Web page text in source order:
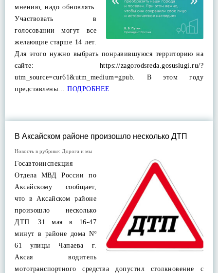
мнению, надо обновлять.
Участвовать в
голосовании могут все
желающие старше 14 лет.
Для этого нужно выбрать понравившуюся территорию на
сайте: https://zagorodsreda.gosuslugi.ru/?
utm_source=cur61&utm_medium=gpub. В этом году
представлены… ПОДРОБНЕЕ
В Аксайском районе произошло несколько ДТП
Новость в рубрике: Дорога и мы
Госавтоинспекция
Отдела МВД России по
Аксайскому сообщает,
что в Аксайском районе
произошло несколько
ДТП. 31 мая в 16-47
минут в районе дома Nº
61 улицы Чапаева г.
Аксая водитель
мототранспортного средства допустил столкновение с